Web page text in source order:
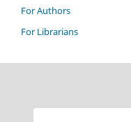
For Authors
For Librarians